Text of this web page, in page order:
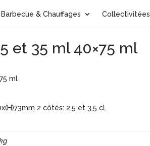
Barbecue & Chauffages Collectivitées
et 35 ml 40×75 ml
ml
2 côtés: 2,5 et 3,5 cl.